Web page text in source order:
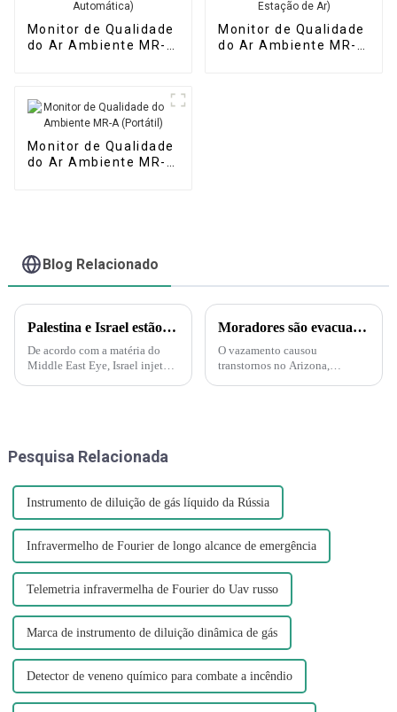
Monitor de Qualidade
do Ar Ambiente MR-
Monitor de Qualidade
do Ar Ambiente MR-
Monitor de Qualidade
do Ar Ambiente MR-A
Blog Relacionado
Palestina e Israel estão iniciando uma guerra biológica e química. A Força Delta aparece e injeta gás nervoso em túneis subterrâneos em Gaza!
De acordo com a matéria do
Middle East Eye, Israel injetará
compreensível...
Moradores são evacuados após vazamento de ácido nítrico no Arizona – Mas o que é esse ácido?
O vazamento causou
transtornos no Arizona,
Pesquisa Relacionada
Instrumento de diluição de gás líquido da Rússia
Infravermelho de Fourier de longo alcance de emergência
Telemetria infravermelha de Fourier do Uav russo
Marca de instrumento de diluição dinâmica de gás
Detector de veneno químico para combate a incêndio